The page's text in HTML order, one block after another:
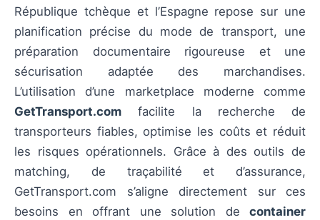
République tchèque et l’Espagne repose sur une
planification précise du mode de transport, une
préparation documentaire rigoureuse et une
sécurisation adaptée des marchandises.
L’utilisation d’une marketplace moderne comme
GetTransport.com facilite la recherche de
transporteurs fiables, optimise les coûts et réduit
les risques opérationnels. Grâce à des outils de
matching, de traçabilité et d’assurance,
GetTransport.com s’aligne directement sur ces
besoins en offrant une solution de container